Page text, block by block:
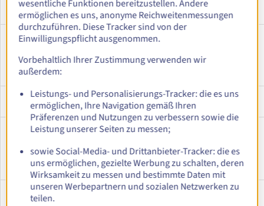
(Ireland -
Dublin) (lz)
ZONE
Europe (Italy
- Milan)
eu-south-mil
Europe (Italy
- Milan) (lz)
eu-south-lz-
mil
LOCAL-
ZONE
-
eu-west-lz-lux
LOCAL-
(Netherlands
eu-west-lz-
LOCAL-
-
wesentliche Funktionen bereitzustellen. Andere
ermöglichen es uns, anonyme Reichweitenmessungen
durchzuführen. Diese Tracker sind von der
Einwilligungspflicht ausgenommen.
Vorbehaltlich Ihrer Zustimmung verwenden wir
außerdem:
Leistungs- und Personalisierungs-Tracker: die es uns
ermöglichen, Ihre Navigation gemäß Ihren
Präferenzen und Nutzungen zu verbessern sowie die
Leistung unserer Seiten zu messen;
sowie Social-Media- und Drittanbieter-Tracker: die es
uns ermöglichen, gezielte Werbung zu schalten, deren
Wirksamkeit zu messen und bestimmte Daten mit
unseren Werbepartnern und sozialen Netzwerken zu
teilen.